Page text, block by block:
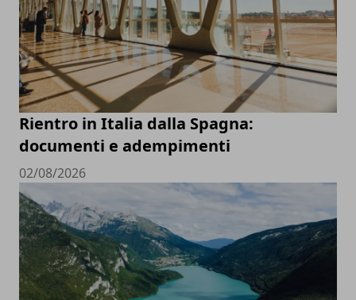
Rientro in Italia dalla Spagna:
documenti e adempimenti
02/08/2026